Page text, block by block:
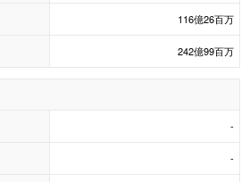
116億26百万
242億99百万
-
-